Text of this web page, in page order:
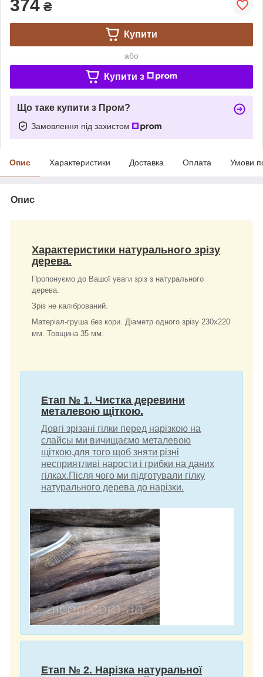
374 ₴
Купити
або
Купити з
Що таке купити з Пром?
Замовлення під захистом
Опис Характеристики Доставка Оплата Умови
Опис
Характеристики натурального зрізу
дерева.
Пропонуємо до Вашої уваги зріз з натурального
дерева.
Зріз не калібрований.
Матеріал-груша без кори. Діаметр одного зрізу 230х220
мм. Товщина 35 мм.
Етап № 1. Чистка деревини
металевою щіткою.
Довгі зрізані гілки перед нарізкою на
слайсы ми вичищаємо металевою
щіткою,для того щоб зняти різні
несприятливі нарости і грибки на даних
гілках.Після чого ми підготували гілку
натурального дерева до нарізки.
Етап № 2. Нарізка натуральної